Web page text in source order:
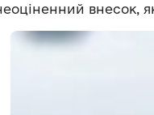
внесок,